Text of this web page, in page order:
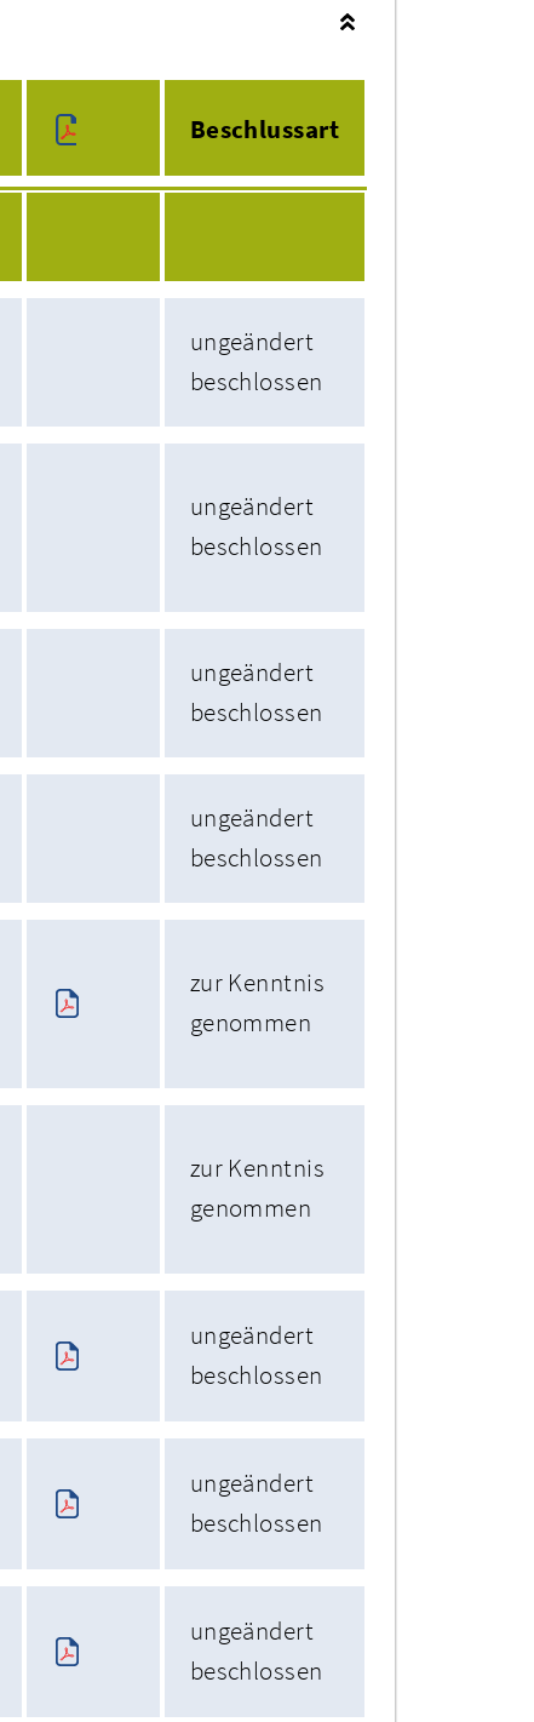
Beschlussart
ungeändert
beschlossen
ungeändert
beschlossen
ungeändert
beschlossen
ungeändert
beschlossen
zur Kenntnis
genommen
zur Kenntnis
genommen
ungeändert
beschlossen
ungeändert
beschlossen
ungeändert
beschlossen